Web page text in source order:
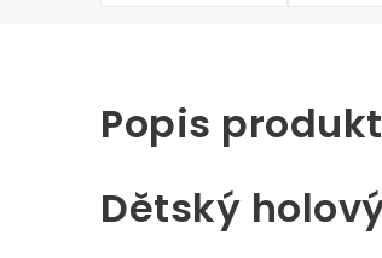
Popis
Dětský